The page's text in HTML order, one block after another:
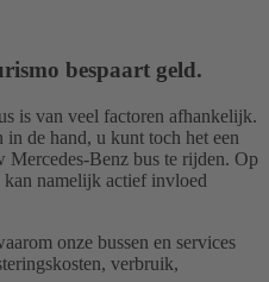
bespaart geld.
is van veel factoren afhankelijk.
de hand, u kunt toch het een
Mercedes-Benz bus te rijden. Op
kan namelijk actief invloed
onze bussen en services
verbruik,